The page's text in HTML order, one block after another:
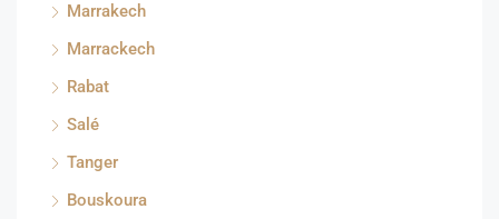
Marrakech
Marrackech
Rabat
Salé
Tanger
Bouskoura